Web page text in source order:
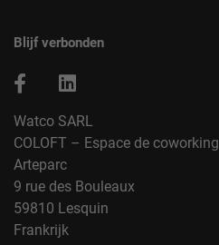
Blijf verbonden
Watco SARL
COLOFT – Espace de coworking
Arteparc
9 rue des Bouleaux
59810 Lesquin
Frankrijk